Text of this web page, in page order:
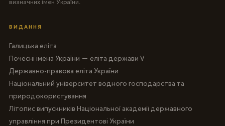
визначних імен України.
ВИДАННЯ
Галицька еліта
Почесні імена України — еліта держави V
Державно-правова еліта України
Національний університет водного господарства та
природокористування
Літопис випускників Національної академії державного
управління при Президентові України